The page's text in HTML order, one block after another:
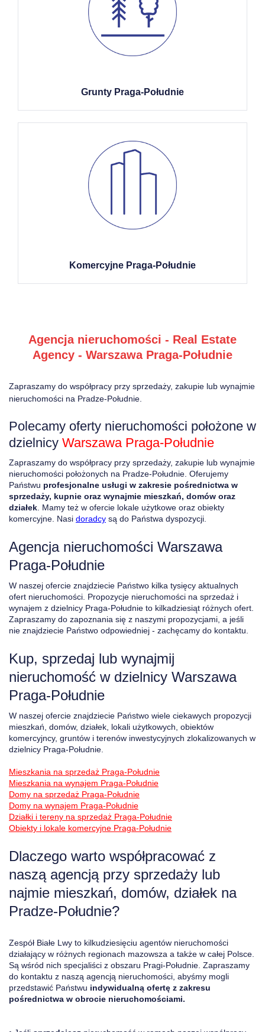
Grunty Praga-Południe
Komercyjne Praga-Południe
Agencja nieruchomości - Real Estate
Agency - Warszawa Praga-Południe
Zapraszamy do współpracy przy sprzedaży, zakupie lub wynajmie
nieruchomości na Pradze-Południe.
Polecamy oferty nieruchomości położone w
dzielnicy Warszawa Praga-Południe
Zapraszamy do współpracy przy sprzedaży, zakupie lub wynajmie
nieruchomości położonych na Pradze-Południe. Oferujemy
Państwu profesjonalne usługi w zakresie pośrednictwa w
sprzedaży, kupnie oraz wynajmie mieszkań, domów oraz
działek . Mamy też w ofercie lokale użytkowe oraz obiekty
komercyjne. Nasi doradcy są do Państwa dyspozycji.
Agencja nieruchomości Warszawa
Praga-Południe
W naszej ofercie znajdziecie Państwo kilka tysięcy aktualnych
ofert nieruchomości. Propozycje nieruchomości na sprzedaż i
wynajem z dzielnicy Praga-Południe to kilkadziesiąt różnych ofert.
Zapraszamy do zapoznania się z naszymi propozycjami, a jeśli
nie znajdziecie Państwo odpowiedniej - zachęcamy do kontaktu.
Kup, sprzedaj lub wynajmij
nieruchomość w dzielnicy Warszawa
Praga-Południe
W naszej ofercie znajdziecie Państwo wiele ciekawych propozycji
mieszkań, domów, działek, lokali użytkowych, obiektów
komercyjncy, gruntów i terenów inwestycyjnych zlokalizowanych w
dzielnicy Praga-Południe.
Mieszkania na sprzedaż Praga-Południe
Mieszkania na wynajem Praga-Południe
Domy na sprzedaż Praga-Południe
Domy na wynajem Praga-Południe
Działki i tereny na sprzedaż Praga-Południe
Obiekty i lokale komercyjne Praga-Południe
Dlaczego warto współpracować z
naszą agencją przy sprzedaży lub
najmie mieszkań, domów, działek na
Pradze-Południe?
Zespół Białe Lwy to kilkudziesięciu agentów nieruchomości
działający w różnych regionach mazowsza a także w całej Polsce.
Są wśród nich specjaliści z obszaru Pragi-Południe. Zapraszamy
do kontaktu z naszą agencją nieruchomości, abyśmy mogli
przedstawić Państwu indywidualną ofertę z zakresu
pośrednictwa w obrocie nieruchomościami.